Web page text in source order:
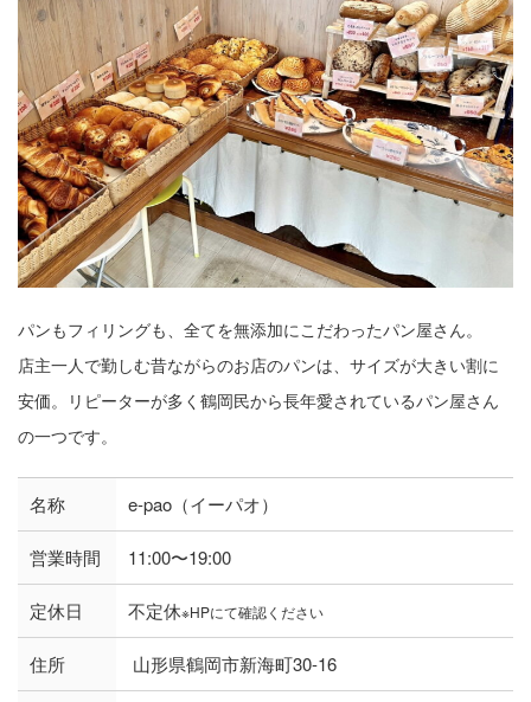
パンもフィリングも、全てを無添加にこだわったパン屋さん。
店主一人で勤しむ昔ながらのお店のパンは、サイズが大きい割に
安価。リピーターが多く鶴岡民から長年愛されているパン屋さん
の一つです。
名称 e-pao（イーパオ）
営業時間 11:00〜19:00
定休日 不定休※HPにて確認ください
住所 山形県鶴岡市新海町30-16